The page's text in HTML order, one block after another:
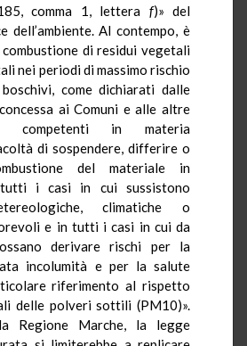
comma 1, lettera f)» del
dell’ambiente. Al contempo, è
di residui vegetali
nei periodi di massimo rischio
come dichiarati dalle
ai Comuni e alle altre
competenti in materia
di sospendere, differire o
del materiale in
i casi in cui sussistono
climatiche o
e in tutti i casi in cui da
derivare rischi per la
incolumità e per la salute
riferimento al rispetto
delle polveri sottili (PM10)».
Regione Marche, la legge